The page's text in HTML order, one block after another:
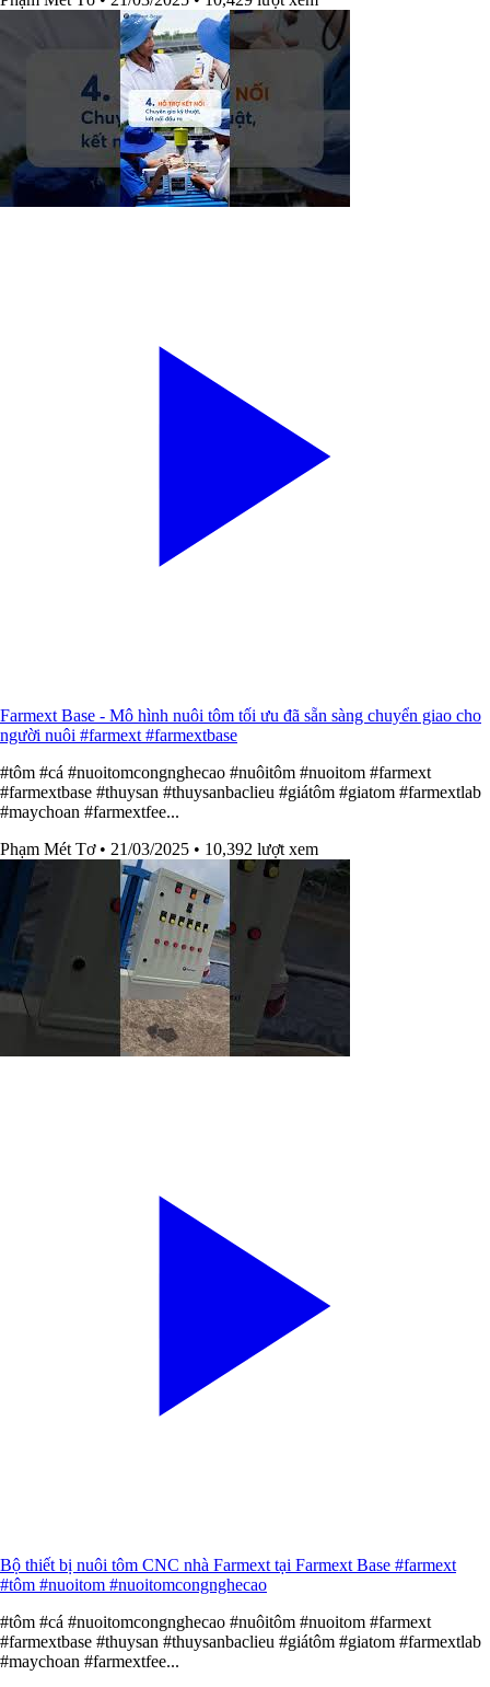
Farmext Base - Mô hình nuôi tôm tối ưu đã sẵn sàng chuyển giao cho
người nuôi #farmext #farmextbase
#tôm #cá #nuoitomcongnghecao #nuôitôm #nuoitom #farmext
#farmextbase #thuysan #thuysanbaclieu #giátôm #giatom #farmextlab
#maychoan #farmextfee...
Phạm Mét Tơ • 21/03/2025 • 10,392 lượt xem
Bộ thiết bị nuôi tôm CNC nhà Farmext tại Farmext Base #farmext
#tôm #nuoitom #nuoitomcongnghecao
#tôm #cá #nuoitomcongnghecao #nuôitôm #nuoitom #farmext
#farmextbase #thuysan #thuysanbaclieu #giátôm #giatom #farmextlab
#maychoan #farmextfee...